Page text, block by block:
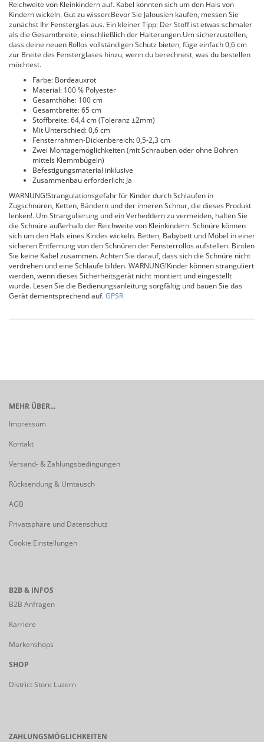
Reichweite von Kleinkindern auf. Kabel könnten sich um den Hals von
Kindern wickeln. Gut zu wissen:Bevor Sie Jalousien kaufen, messen Sie
zunächst Ihr Fensterglas aus. Ein kleiner Tipp: Der Stoff ist etwas schmaler
als die Gesamtbreite, einschließlich der Halterungen.Um sicherzustellen,
dass deine neuen Rollos vollständigen Schutz bieten, füge einfach 0,6 cm
zur Breite des Fensterglases hinzu, wenn du berechnest, was du bestellen
möchtest.
Farbe: Bordeauxrot
Material: 100 % Polyester
Gesamthöhe: 100 cm
Gesamtbreite: 65 cm
Stoffbreite: 64,4 cm (Toleranz ±2mm)
Mit Unterschied: 0,6 cm
Fensterrahmen-Dickenbereich: 0,5-2,3 cm
Zwei Montagemöglichkeiten (mit Schrauben oder ohne Bohren
mittels Klemmbügeln)
Befestigungsmaterial inklusive
Zusammenbau erforderlich: Ja
WARNUNG!Strangulationsgefahr für Kinder durch Schlaufen in
Zugschnüren, Ketten, Bändern und der inneren Schnur, die dieses Produkt
lenken!. Um Strangulierung und ein Verheddern zu vermeiden, halten Sie
die Schnüre außerhalb der Reichweite von Kleinkindern. Schnüre können
sich um den Hals eines Kindes wickeln. Betten, Babybett und Möbel in einer
sicheren Entfernung von den Schnüren der Fensterrollos aufstellen. Binden
Sie keine Kabel zusammen. Achten Sie darauf, dass sich die Schnüre nicht
verdrehen und eine Schlaufe bilden. WARNUNG!Kinder können stranguliert
werden, wenn dieses Sicherheitsgerät nicht montiert und eingestellt
wurde. Lesen Sie die Bedienungsanleitung sorgfältig und bauen Sie das
Gerät dementsprechend auf.GPSR
MEHR ÜBER...
Impressum
Kontakt
Versand- & Zahlungsbedingungen
Rücksendung & Umtausch
AGB
Privatsphäre und Datenschutz
Cookie Einstellungen
B2B & INFOS
B2B Anfragen
Karriere
Markenshops
SHOP
District Store Luzern
ZAHLUNGSMÖGLICHKEITEN